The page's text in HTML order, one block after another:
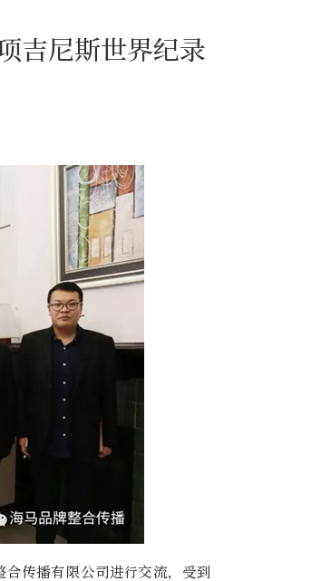
吉尼斯世界纪录
传播有限公司进行交流，受到